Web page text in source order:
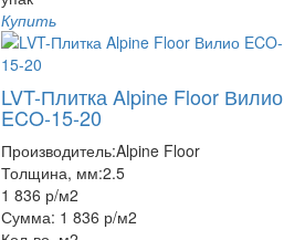
Купить
LVT-Плитка Alpine Floor Вилио
ECO-15-20
Производитель:Alpine Floor
Толщина, мм:2.5
1 836 р/м2
Сумма: 1 836 р/м2